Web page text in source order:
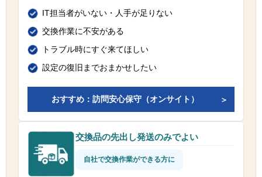
IT担当者がいない・人手が足りない
交換作業に不安がある
トラブル時にすぐ来てほしい
設定の復旧までおまかせしたい
おすすめ：訪問安心保守（オンサイト）
交換品の先出し発送のみでよい
自社で交換作業ができる方に